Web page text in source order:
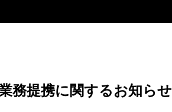
務提携に関するお知らせ